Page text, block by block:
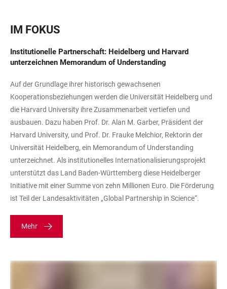
IM FOKUS
Institutionelle Partnerschaft: Heidelberg und Harvard
unterzeichnen Memorandum of Understanding
Auf der Grundlage ihrer historisch gewachsenen
Kooperationsbeziehungen werden die Universität Heidelberg und
die Harvard University ihre Zusammenarbeit vertiefen und
ausbauen. Dazu haben Prof. Dr. Alan M. Garber, Präsident der
Harvard University, und Prof. Dr. Frauke Melchior, Rektorin der
Universität Heidelberg, ein Memorandum of Understanding
unterzeichnet. Als institutionelles Internationalisierungsprojekt
unterstützt das Land Baden-Württemberg diese Heidelberger
Initiative mit einer Summe von zehn Millionen Euro. Die Förderung
ist Teil der Landesaktivitäten „Global Partnership in Science“.
Mehr